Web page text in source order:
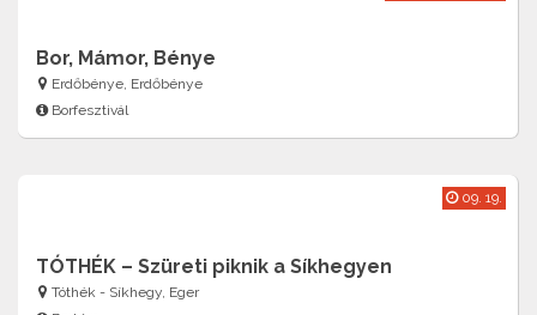
Bor, Mámor, Bénye
Erdőbénye, Erdőbénye
Borfesztivál
09. 19.
TÓTHÉK – Szüreti piknik a Síkhegyen
Tóthék - Síkhegy, Eger